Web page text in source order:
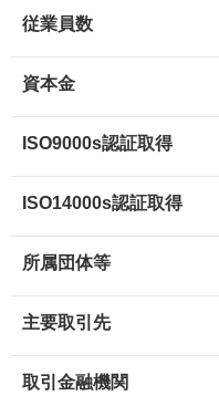
従業員数
資本金
ISO9000s認証取得
ISO14000s認証取得
所属団体等
主要取引先
取引金融機関